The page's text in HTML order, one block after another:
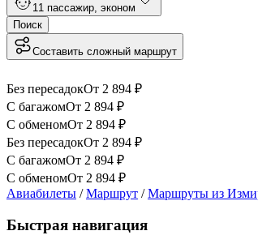
1 1 пассажир эконом
Поиск
Составить сложный маршрут
Без пересадокОт 2 894 ₽
С багажомОт 2 894 ₽
С обменомОт 2 894 ₽
Без пересадокОт 2 894 ₽
С багажомОт 2 894 ₽
С обменомОт 2 894 ₽
Авиабилеты /Маршрут /Маршруты из
Быстрая навигация